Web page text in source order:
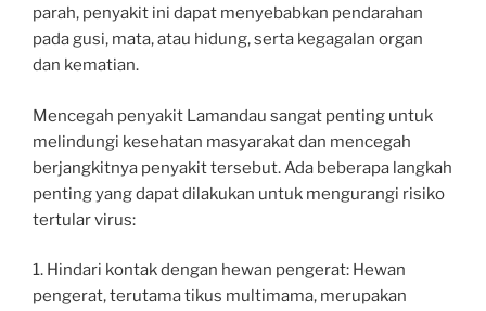
parah, penyakit ini dapat menyebabkan pendarahan
pada gusi, mata, atau hidung, serta kegagalan organ
dan kematian.
Mencegah penyakit Lamandau sangat penting untuk
melindungi kesehatan masyarakat dan mencegah
berjangkitnya penyakit tersebut. Ada beberapa langkah
penting yang dapat dilakukan untuk mengurangi risiko
tertular virus:
1. Hindari kontak dengan hewan pengerat: Hewan
pengerat, terutama tikus multimama, merupakan